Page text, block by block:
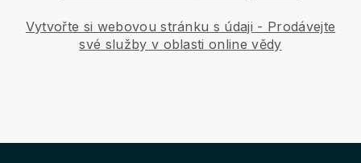
Vytvořte si webovou stránku s údaji - Prodávejte
své služby v oblasti online vědy